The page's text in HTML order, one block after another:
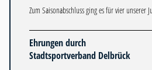
Zum Saisonabschluss ging es für vier unserer
Ehrungen durch
Stadtsportverband Delbrück